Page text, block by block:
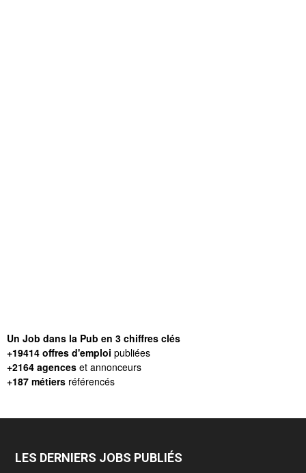
Un Job dans la Pub en 3 chiffres clés
+19414 offres d'emploi publiées
+2164 agences et annonceurs
+187 métiers référencés
LES DERNIERS JOBS PUBLIÉS